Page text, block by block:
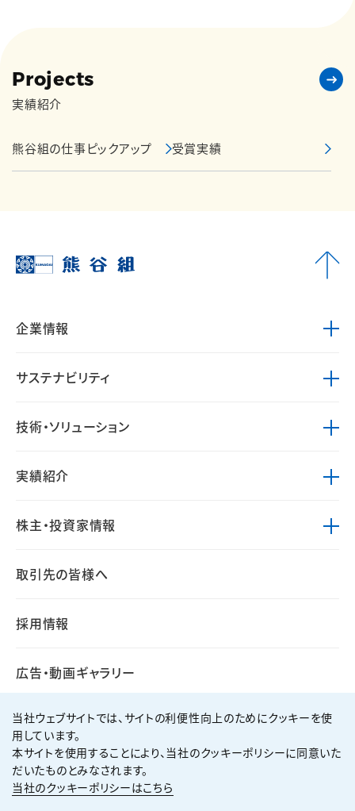
Projects
実績紹介
熊谷組の仕事ピックアップ 受賞実績
企業情報
サステナビリティ
技術・ソリューション
実績紹介
株主・投資家情報
取引先の皆様へ
採用情報
広告・動画ギャラリー
個人情報保護方針
サイト利用規約
サイトマップ
当社ウェブサイトでは、サイトの利便性向上のためにクッキーを使
用しています。
本サイトを使用することにより、当社のクッキーポリシーに同意いた
だいたものとみなされます。
当社のクッキーポリシーはこちら